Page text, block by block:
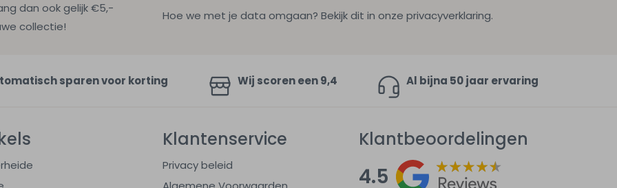
dan ook gelijk €5,-
collectie!
Hoe we met je data omgaan? Bekijk dit in onze privacyverklaring.
sparen voor korting Wij scoren een 9,4 Al bijna 50 jaar ervaring
Klantenservice
Privacy beleid
Klantbeoordelingen
4.5